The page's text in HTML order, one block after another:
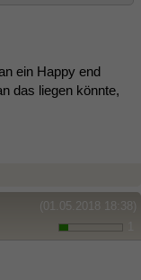
ein Happy end
das liegen könnte,
(01.05.2018 18:38)